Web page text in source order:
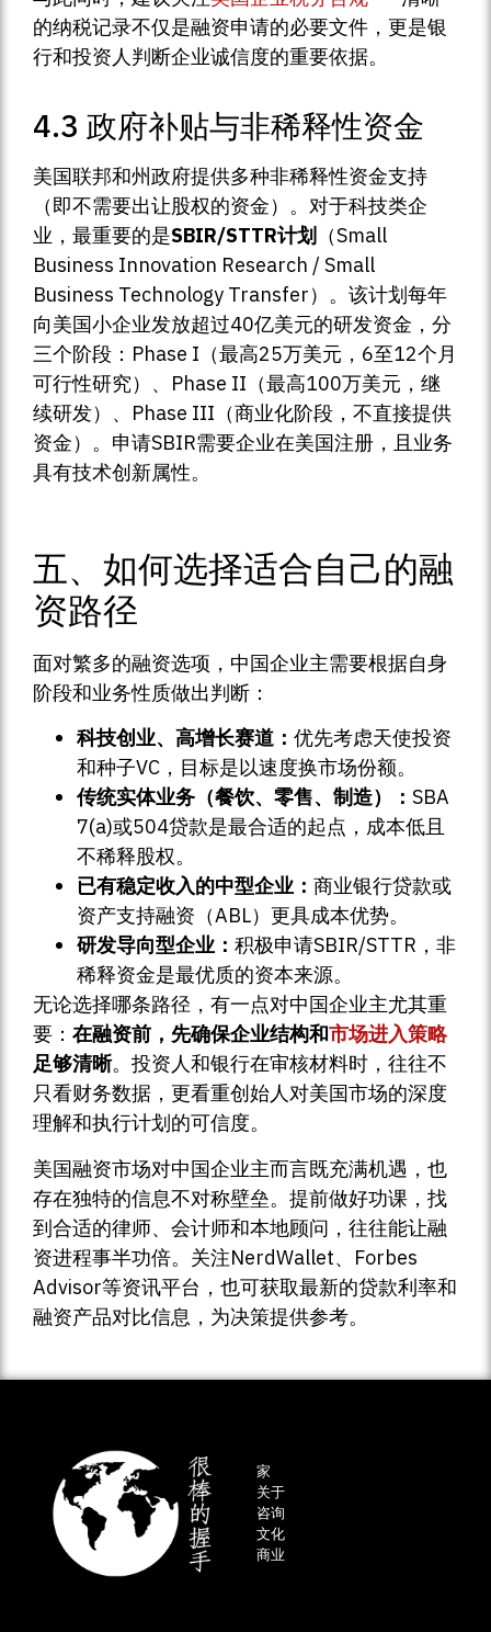
的纳税记录不仅是融资申请的必要文件，更是银
行和投资人判断企业诚信度的重要依据。
4.3 政府补贴与非稀释性资金
美国联邦和州政府提供多种非稀释性资金支持
（即不需要出让股权的资金）。对于科技类企
业，最重要的是SBIR/STTR计划
（Small
Business Innovation Research / Small
Business Technology Transfer）。该计划每年
向美国小企业发放超过40亿美元的研发资金，分
三个阶段：Phase I（最高25万美元，6至12个月
可行性研究）、Phase II（最高100万美元，继
续研发）、Phase III（商业化阶段，不直接提供
资金）。申请SBIR需要企业在美国注册，且业务
具有技术创新属性。
五、如何选择适合自己的融
资路径
面对繁多的融资选项，中国企业主需要根据自身
阶段和业务性质做出判断：
科技创业、高增长赛道： 优先考虑天使投资
和种子VC，目标是以速度换市场份额。
传统实体业务（餐饮、零售、制造）： SBA
7(a)或504贷款是最合适的起点，成本低且
不稀释股权。
已有稳定收入的中型企业： 商业银行贷款或
资产支持融资（ABL）更具成本优势。
研发导向型企业： 积极申请SBIR/STTR，非
稀释资金是最优质的资本来源。
无论选择哪条路径，有一点对中国企业主尤其重
要： 在融资前，先确保企业结构和市场进入策略
足够清晰。投资人和银行在审核材料时，往往不
只看财务数据，更看重创始人对美国市场的深度
理解和执行计划的可信度。
美国融资市场对中国企业主而言既充满机遇，也
存在独特的信息不对称壁垒。提前做好功课，找
到合适的律师、会计师和本地顾问，往往能让融
资进程事半功倍。关注NerdWallet、Forbes
Advisor等资讯平台，也可获取最新的贷款利率和
融资产品对比信息，为决策提供参考。
家
关于
咨询
文化
商业